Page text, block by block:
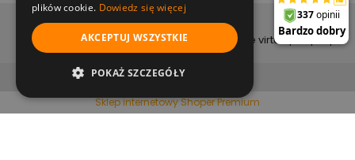
copyright (c) 2022
projekt i wykonanie virtualpeople.pl
pokaż pełną wersję strony
Sklep internetowy Shoper Premium
plików cookie. Dowiedz się więcej
AKCEPTUJ WSZYSTKIE
POKAŻ SZCZEGÓŁY